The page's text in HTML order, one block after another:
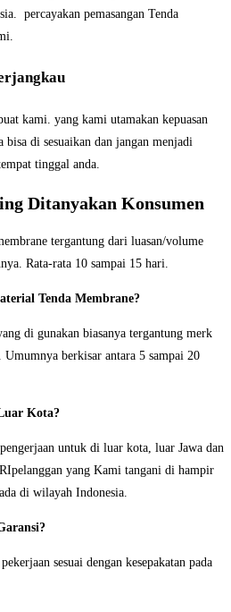
percayakan pemasangan Tenda
kami. yang kami utamakan kepuasan
di sesuaikan dan jangan menjadi
tinggal anda.
Ditanyakan Konsumen
tergantung dari luasan/volume
Rata-rata 10 sampai 15 hari.
Tenda Membrane?
di gunakan biasanya tergantung merk
berkisar antara 5 sampai 20
Kota?
untuk di luar kota, luar Jawa dan
yang Kami tangani di hampir
di wilayah Indonesia.
sesuai dengan kesepakatan pada